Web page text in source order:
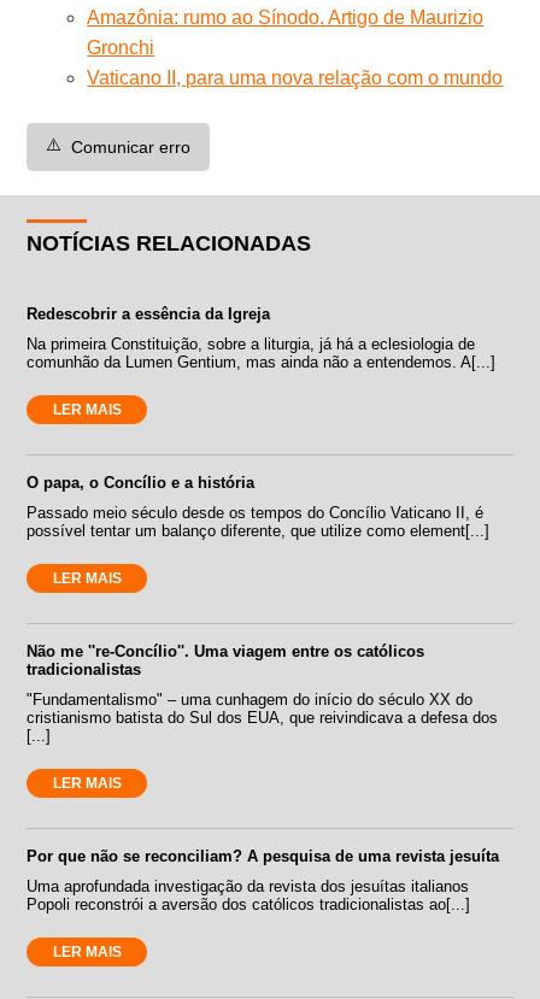
Amazônia: rumo ao Sínodo. Artigo de Maurizio
Gronchi
Vaticano II, para uma nova relação com o mundo
⚠️ Comunicar erro
NOTÍCIAS RELACIONADAS
Redescobrir a essência da Igreja
Na primeira Constituição, sobre a liturgia, já há a eclesiologia de
comunhão da Lumen Gentium, mas ainda não a entendemos. A[...]
LER MAIS
O papa, o Concílio e a história
Passado meio século desde os tempos do Concílio Vaticano II, é
possível tentar um balanço diferente, que utilize como element[...]
LER MAIS
Não me ''re-Concílio''. Uma viagem entre os católicos
tradicionalistas
"Fundamentalismo" – uma cunhagem do início do século XX do
cristianismo batista do Sul dos EUA, que reivindicava a defesa dos
[...]
LER MAIS
Por que não se reconciliam? A pesquisa de uma revista jesuíta
Uma aprofundada investigação da revista dos jesuítas italianos
Popoli reconstrói a aversão dos católicos tradicionalistas ao[...]
LER MAIS